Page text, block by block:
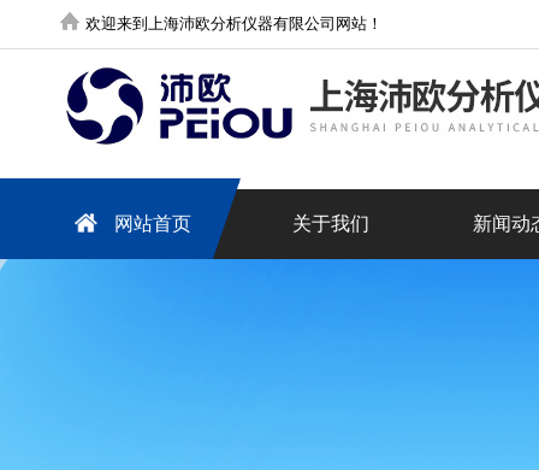
欢迎来到上海沛欧分析仪器有限公司网站！
网站首页 关于我们 新闻动